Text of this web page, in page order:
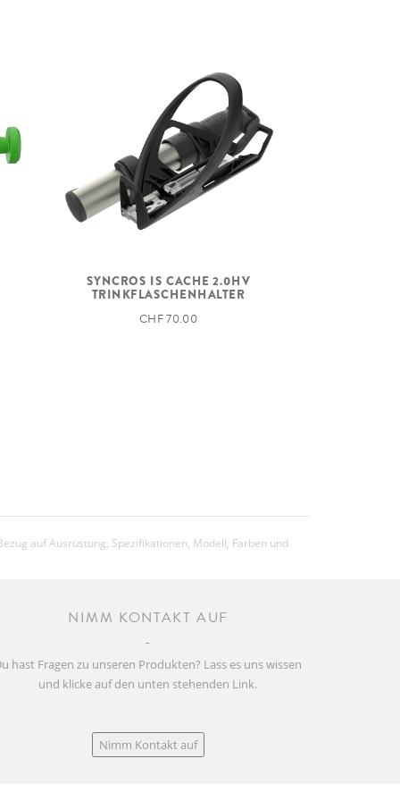
Syncros SL Axle w/Removable Lever
with 6mm Allen, T30 and T25 Tools
Maxxis Rekon Race, 29x2.4", 120TPI
Tubeless Ready, EXO
Tubeless Ready, EXO
Das Gesamtgewicht umfasst das Bike,
den Fahrer, die Ausrüstung und
eventuelles weiteres Gepäck.
SYNCROS IS CACHE 2.0HV
TRINKFLASCHENHALTER
CHF 70.00
auf Ausrüstung, Spezifikationen, Modell, Farben und
NIMM KONTAKT AUF
hast Fragen zu unseren Produkten? Lass es uns wissen
und klicke auf den unten stehenden Link.
Nimm Kontakt auf